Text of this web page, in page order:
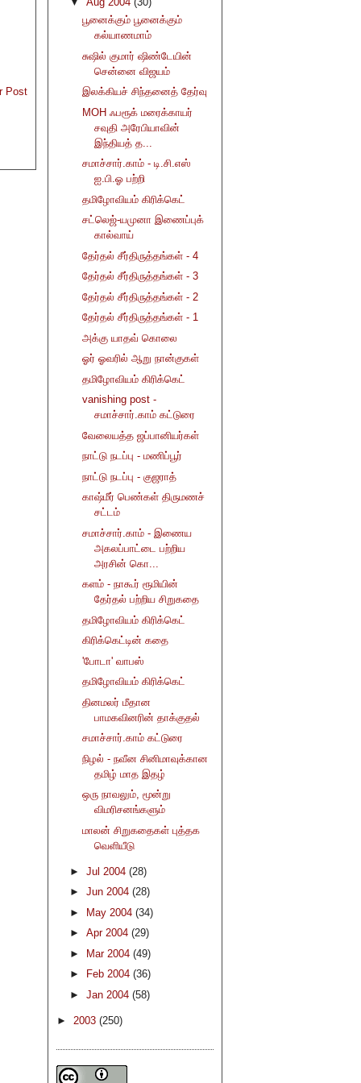
Post
பூனைக்கும் பூனைக்கும்
கல்யாணமாம்
சுஷில் குமார் ஷிண்டேயின்
சென்னை விஜயம்
இலக்கியச் சிந்தனைத் தேர்வு
MOH ஃபரூக் மரைக்காயர்
சவுதி அரேபியாவின்
இந்தியத் த...
சமாச்சார்.காம் - டி.சி.எஸ்
ஐ.பி.ஓ பற்றி
தமிழோவியம் கிரிக்கெட்
சட்லெஜ்-யமுனா இணைப்புக்
கால்வாய்
தேர்தல் சீர்திருத்தங்கள் - 4
தேர்தல் சீர்திருத்தங்கள் - 3
தேர்தல் சீர்திருத்தங்கள் - 2
தேர்தல் சீர்திருத்தங்கள் - 1
அக்கு யாதவ் கொலை
ஓர் ஓவரில் ஆறு நான்குகள்
தமிழோவியம் கிரிக்கெட்
vanishing post -
சமாச்சார்.காம் கட்டுரை
வேலையத்த ஜப்பானியர்கள்
நாட்டு நடப்பு - மணிப்பூர்
நாட்டு நடப்பு - குஜராத்
காஷ்மீர் பெண்கள் திருமணச்
சட்டம்
சமாச்சார்.காம் - இணைய
அகலப்பாட்டை பற்றிய
அரசின் கொ...
களம் - நாகூர் ரூமியின்
தேர்தல் பற்றிய சிறுகதை
தமிழோவியம் கிரிக்கெட்
கிரிக்கெட்டின் கதை
'போடா' வாபஸ்
தமிழோவியம் கிரிக்கெட்
தினமலர் மீதான
பாமகவினரின் தாக்குதல்
சமாச்சார்.காம் கட்டுரை
நிழல் - நவீன சினிமாவுக்கான
தமிழ் மாத இதழ்
ஒரு நாவலும், மூன்று
விமரிசனங்களும்
மாலன் சிறுகதைகள் புத்தக
வெளியீடு
► Jul 2004 (28)
► Jun 2004 (28)
►
May 2004 (34)
► Apr 2004 (29)
►
Mar 2004 (49)
►
Feb 2004 (36)
► Jan 2004 (58)
► 2003 (250)